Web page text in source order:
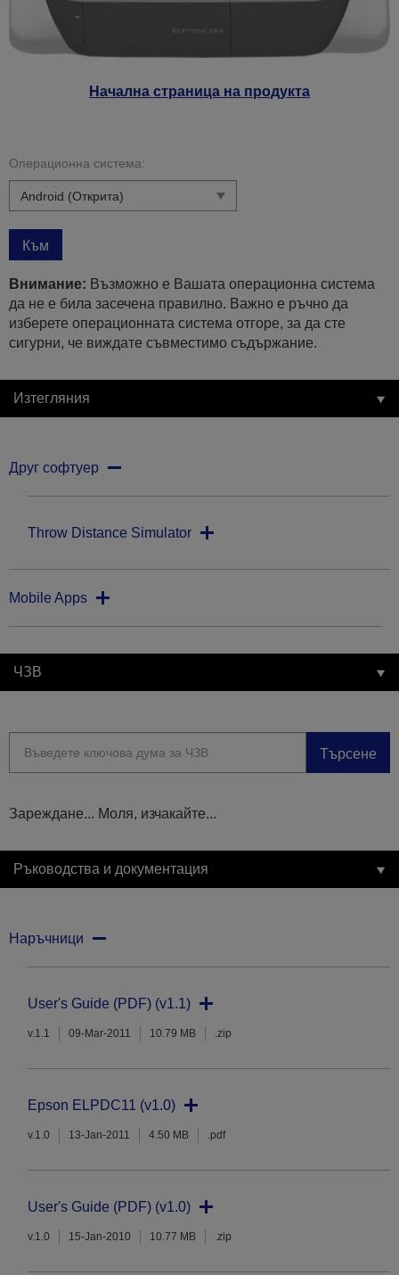
Начална страница на продукта
Операционна система:
Към
Внимание: Възможно е Вашата операционна система
да не е била засечена правилно. Важно е ръчно да
изберете операционната система отгоре, за да сте
сигурни, че виждате съвместимо съдържание.
Изтегляния
Друг софтуер
Throw Distance Simulator
Mobile Apps
ЧЗВ
Търсене
Зареждане... Моля, изчакайте...
Ръководства и документация
Наръчници
User's Guide (PDF) (v1.1)
v.1.1 09-Mar-2011 10.79 MB .zip
Epson ELPDC11 (v1.0)
v.1.0 13-Jan-2011 4.50 MB .pdf
User's Guide (PDF) (v1.0)
v.1.0 15-Jan-2010 10.77 MB .zip